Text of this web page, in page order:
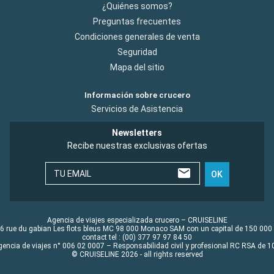
¿Quiénes somos?
Preguntas frecuentes
Condiciones generales de venta
Seguridad
Mapa del sitio
Información sobre crucero
Servicios de Asistencia
Newsletters
Recibe nuestras exclusivas ofertas
TU EMAIL OK
Agencia de viajes especializada crucero – CRUISELINE
rue du gabian Les flots bleus MC 98 000 Monaco SAM con un capital de 150 000
contact tel : (00) 377 97 97 84 50
de viajes n° 006 02 0007 – Responsabilidad civil y profesional RC RSA de
© CRUISELINE 2026 - all rights reserved